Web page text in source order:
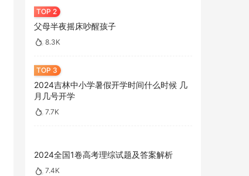
父母半夜摇床吵醒孩子
8.3K
2024吉林中小学暑假开学时间什么时候 几
月几号开学
7.7K
2024全国1卷高考理综试题及答案解析
7.4K